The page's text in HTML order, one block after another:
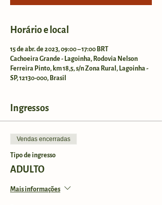
Horário e local
15 de abr. de 2023, 09:00 – 17:00 BRT
Cachoeira Grande - Lagoinha, Rodovia Nelson
Ferreira Pinto, km 18,5, s/n Zona Rural, Lagoinha -
SP, 12130-000, Brasil
Ingressos
Vendas encerradas
Tipo de ingresso
ADULTO
Mais informações